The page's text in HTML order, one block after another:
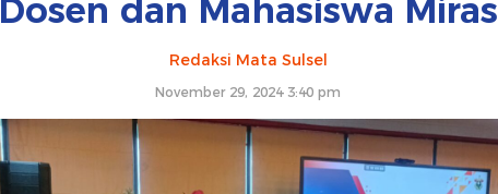
Dosen dan Mahasiswa Miras
Redaksi Mata Sulsel
November 29, 2024 3:40 pm